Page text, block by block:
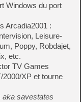
Windows du port
Arcadia2001 :
Leisure-
Poppy, Robdajet,
etc.
TV Games
XP et tourne
aka savestates